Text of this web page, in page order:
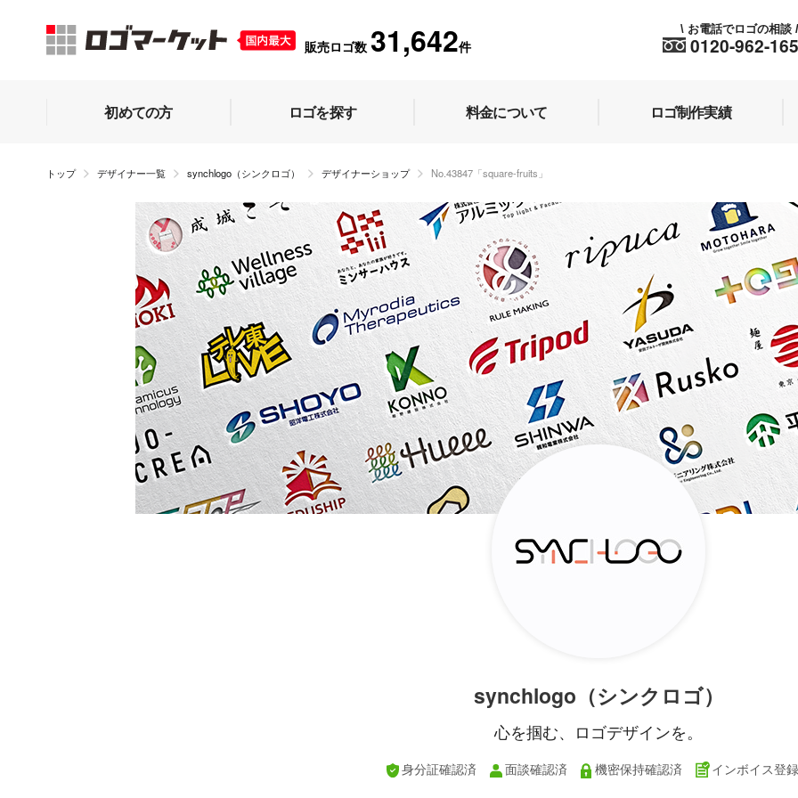
販売ロゴ数 31,642件 0120-962-165
\ お電話でロゴの相談 /
初めての方 ロゴを探す 料金について ロゴ制作実績
トップ デザイナー一覧 synchlogo（シンクロゴ） デザイナーショップ No.43847「square-fruits」
synchlogo（シンクロゴ）
心を掴む、ロゴデザインを。
身分証確認済 面談確認済 機密保持確認済 インボイス登